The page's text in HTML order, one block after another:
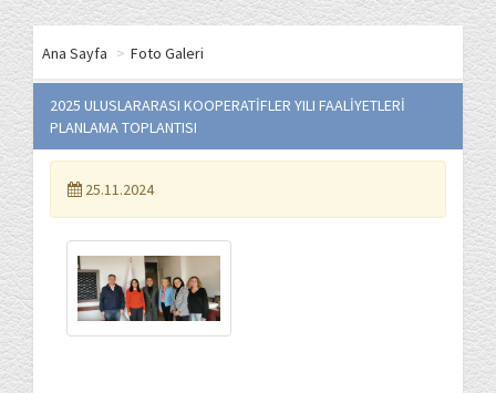
Ana Sayfa > Foto Galeri
2025 ULUSLARARASI KOOPERATİFLER YILI FAALİYETLERİ
PLANLAMA TOPLANTISI
25.11.2024